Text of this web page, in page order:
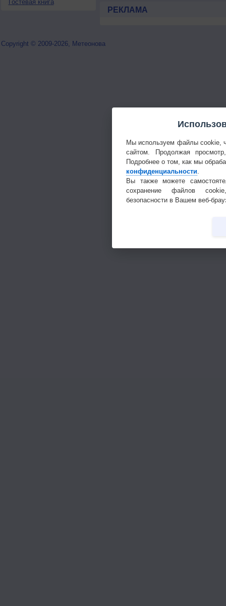
Гостевая книга
РЕКЛАМА
Copyright © 2009-2026, Метеонова
Мы используем файлы cookie,
сайтом. Продолжая
Подробнее о том, как мы
конфиденциальности
Вы также можете
сохранение файлов
безопасности в Вашем веб-